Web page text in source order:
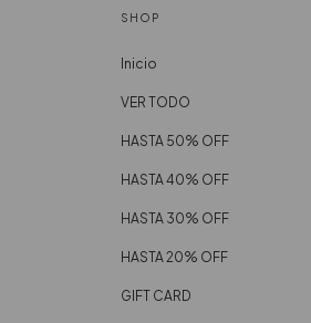
SHOP
Inicio
VER TODO
HASTA 50% OFF
HASTA 40% OFF
HASTA 30% OFF
HASTA 20% OFF
GIFT CARD